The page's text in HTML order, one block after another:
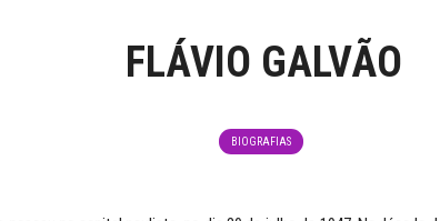
FLÁVIO GALVÃO
BIOGRAFIAS